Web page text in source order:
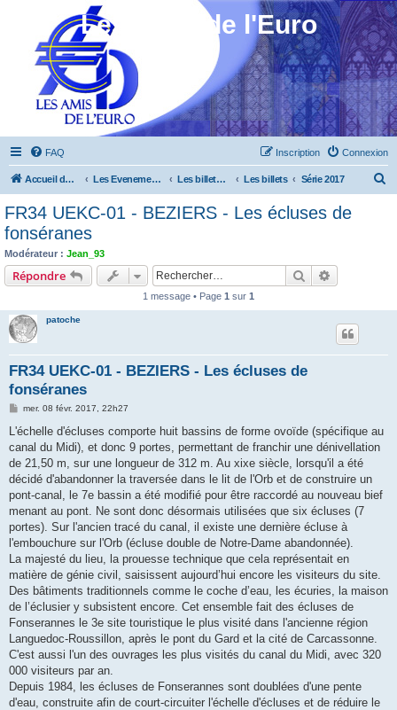
Les Amis de l'Euro
FAQ Connexion
Inscription
Accueil du forum Les Evenements ! [Ouvert au public] Les billets touristiques Les billets Série 2017
FR34 UEKC-01 - BEZIERS - Les écluses de
fonséranes
Modérateur : Jean_93
Répondre Rechercher
1 message • Page 1 sur 1
patoche
FR34 UEKC-01 - BEZIERS - Les écluses de
fonséranes
M
s
a
g
mer. 08 févr. 2017, 22h27
L'échelle d'écluses comporte huit bassins de forme ovoïde (spécifique au
canal du Midi), et donc 9 portes, permettant de franchir une dénivellation
de 21,50 m, sur une longueur de 312 m. Au xixe siècle, lorsqu'il a été
décidé d'abandonner la traversée dans le lit de l'Orb et de construire un
pont-canal, le 7e bassin a été modifié pour être raccordé au nouveau bief
menant au pont. Ne sont donc désormais utilisées que six écluses (7
portes). Sur l'ancien tracé du canal, il existe une dernière écluse à
l'embouchure sur l'Orb (écluse double de Notre-Dame abandonnée).
La majesté du lieu, la prouesse technique que cela représentait en
matière de génie civil, saisissent aujourd’hui encore les visiteurs du site.
Des bâtiments traditionnels comme le coche d’eau, les écuries, la maison
de l’éclusier y subsistent encore. Cet ensemble fait des écluses de
Fonserannes le 3e site touristique le plus visité dans l'ancienne région
Languedoc-Roussillon, après le pont du Gard et la cité de Carcassonne.
C'est aussi l'un des ouvrages les plus visités du canal du Midi, avec 320
000 visiteurs par an.
Depuis 1984, les écluses de Fonserannes sont doublées d'une pente
d'eau, construite afin de court-circuiter l'échelle d'écluses et de réduire le